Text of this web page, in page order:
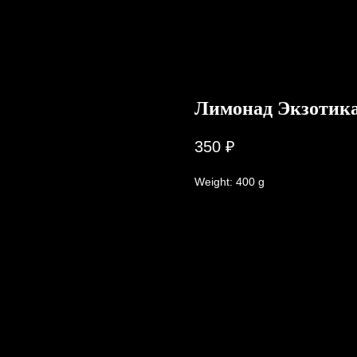
Лимонад
350 ₽
Weight: 400 g